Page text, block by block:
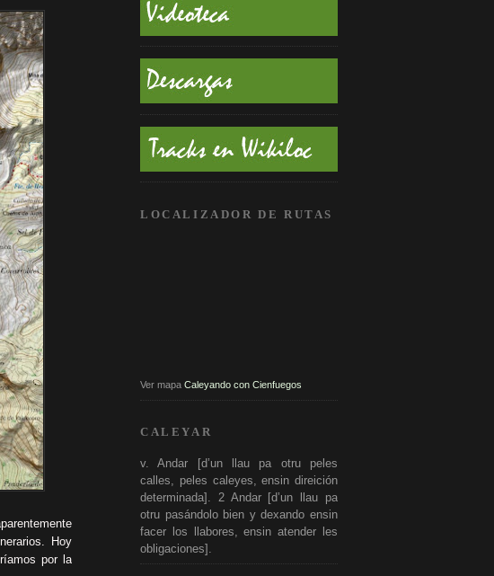
Hoy
por la
LOCALIZADOR DE RUTAS
Ver mapa Caleyando con Cienfuegos
CALEYAR
v. Andar [d’un llau pa otru peles
calles, peles caleyes, ensin direición
determinada]. 2 Andar [d’un llau pa
otru pasándolo bien y dexando ensin
facer los llabores, ensin atender les
obligaciones].